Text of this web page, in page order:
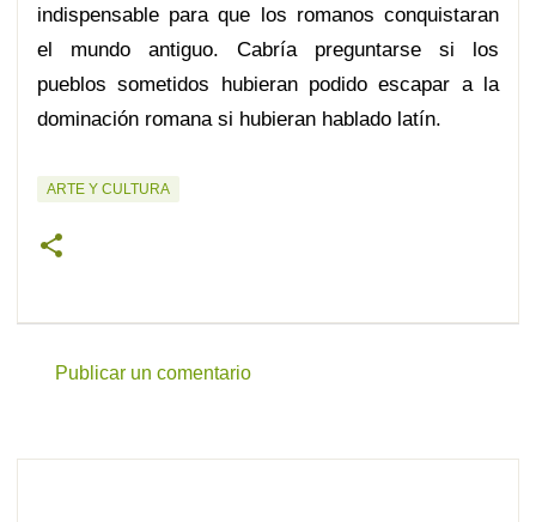
indispensable para que los romanos conquistaran
el mundo antiguo. Cabría preguntarse si los
pueblos sometidos hubieran podido escapar a la
dominación romana si hubieran hablado latín.
ARTE Y CULTURA
Publicar un comentario